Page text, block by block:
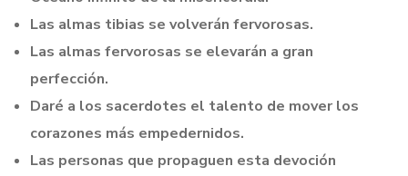
Las almas tibias se volverán fervorosas.
Las almas fervorosas se elevarán a gran
perfección.
Daré a los sacerdotes el talento de mover los
corazones más empedernidos.
Las personas que propaguen esta devoción